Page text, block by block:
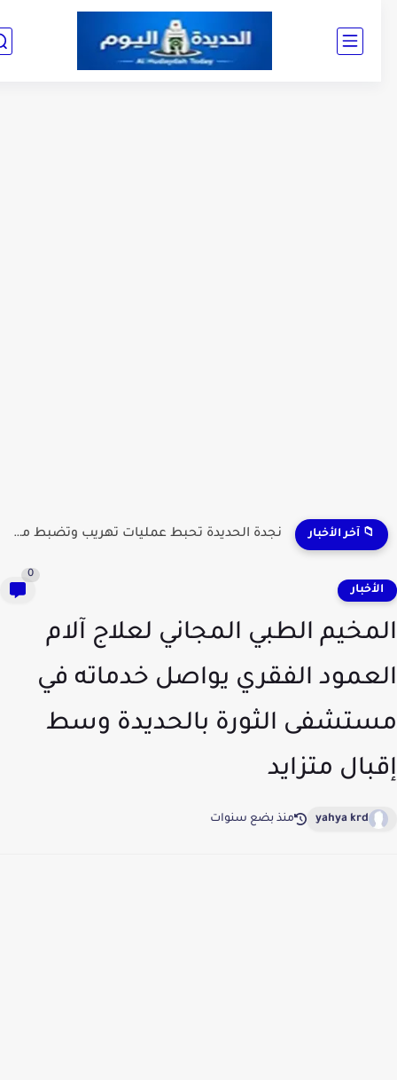
📁 آخر الأخبار اخماد حريق في منزل بمديرية الحوك في...
الطبي المجاني لعلاج آلام
الفقري يواصل خدماته في
الثورة بالحديدة وسط
متزايد
yahya krd منذ بضع سنوات